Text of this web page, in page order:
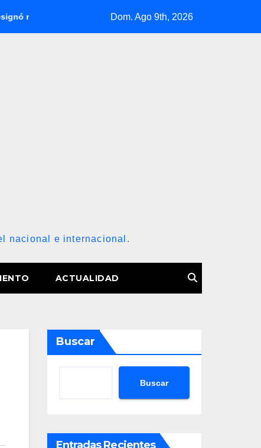
de Corpoelec y viceministro eléctrico para ‘la
Dom. Ago 9th, 2026
nacional e internacional.
ACTUALIDAD
Buscar
Buscar
Entradas Recientes